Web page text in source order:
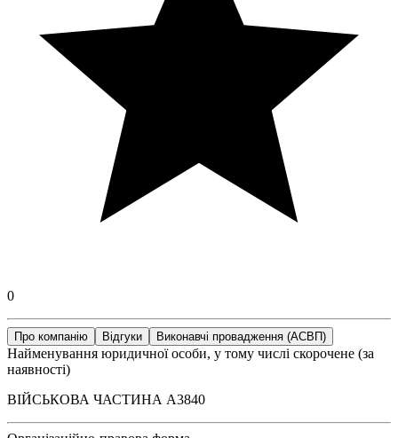
0
Про компанію Відгуки Виконавчі провадження (АСВП)
Найменування юридичної особи, у тому числі скорочене (за
наявності)
ВІЙСЬКОВА ЧАСТИНА А3840